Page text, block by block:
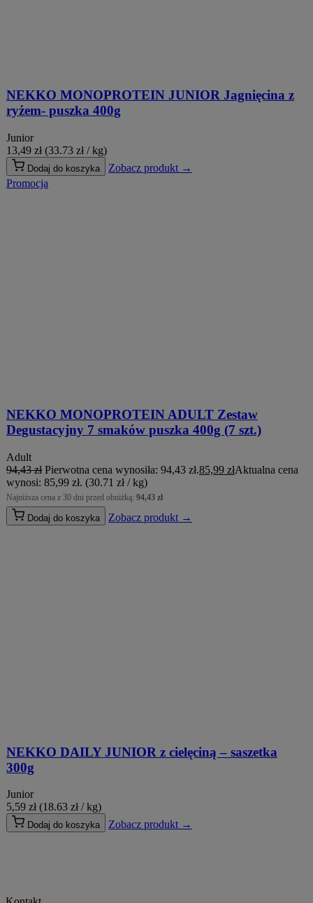
NEKKO MONOPROTEIN JUNIOR Jagnięcina z
ryżem- puszka 400g
Junior
13,49 zł (33.73 zł / kg)
Dodaj do koszyka
Zobacz produkt →
Promocja
NEKKO MONOPROTEIN ADULT Zestaw
Degustacyjny 7 smaków puszka 400g (7 szt.)
Adult
94,43zł Pierwotna cena wynosiła: 94,43 zł.85,99 złAktualna cena
wynosi: 85,99 zł. (30.71 zł / kg)
Najniższa cena z 30 dni przed obniżką: 94,43 zł
Dodaj do koszyka Zobacz produkt →
NEKKO DAILY JUNIOR z cielęciną – saszetka
300g
Junior
5,59 zł (18.63 zł / kg)
Dodaj do koszyka Zobacz produkt →